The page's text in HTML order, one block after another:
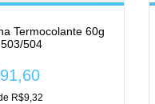
Termocolante 60g
504
R$9,32